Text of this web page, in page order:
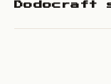
Dodocraft